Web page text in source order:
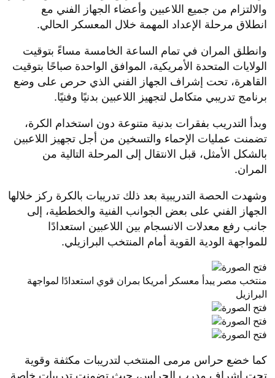
والالتزام من جميع اللاعبين وأعضاء الجهاز الفني مع
انطلاق مرحلة الإعداد المهمة خلال المعسكر الحالي.
وانطلق المران في تمام الساعة الخامسة مساءً بتوقيت
الولايات المتحدة الأمريكية، الموافق الواحدة صباحًا بتوقيت
القاهرة، تحت إشراف الجهاز الفني الذي حرص على وضع
برنامج تدريبي متكامل لتجهيز اللاعبين بدنيًا وفنيًا.
وبدأ التدريب بفقرات بدنية متنوعة دون استخدام الكرة،
تضمنت عمليات الإحماء والتسخين من أجل تجهيز اللاعبين
بالشكل الأمثل، قبل الانتقال إلى المرحلة التالية من
المران.
وشهدت الحصة التدريبية بعد ذلك تدريبات بالكرة ركز خلالها
الجهاز الفني على بعض الجوانب الفنية والخططية، إلى
جانب رفع معدلات الانسجام بين اللاعبين استعدادًا
للمواجهة الودية القوية أمام المنتخب البرازيلي.
منتخب مصر يبدأ معسكر أمريكا بمران قوي استعدادًا لمواجهة
البرازيل
كما خضع حراس مرمى المنتخب لتدريبات مكثفة وقوية